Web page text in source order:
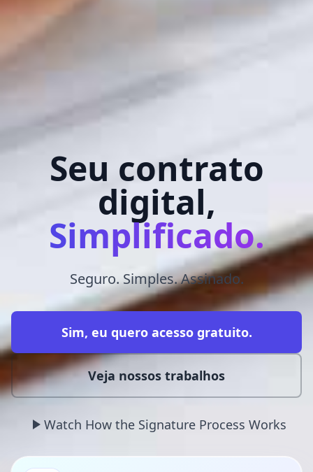
Seu contrato
digital,
Simplificado.
Seguro. Simples. Assinado.
Sim, eu quero acesso gratuito.
Veja nossos trabalhos
Watch How the Signature Process Works